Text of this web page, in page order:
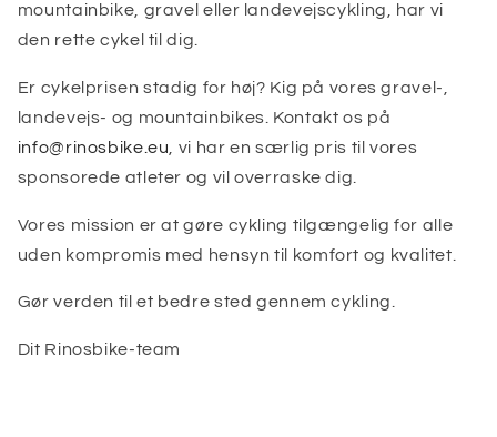
mountainbike, gravel eller landevejscykling, har vi
den rette cykel til dig.
Er cykelprisen stadig for høj? Kig på vores gravel-,
landevejs- og mountainbikes. Kontakt os på
info@rinosbike.eu , vi har en særlig pris til vores
sponsorede atleter og vil overraske dig.
Vores mission er at gøre cykling tilgængelig for alle
uden kompromis med hensyn til komfort og kvalitet.
Gør verden til et bedre sted gennem cykling.
Dit Rinosbike-team